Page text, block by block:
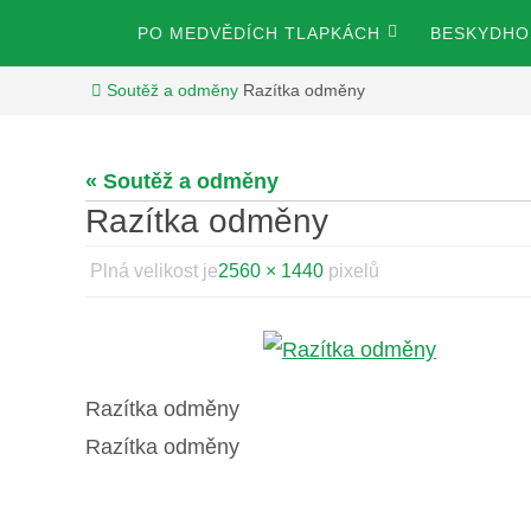
obsah
PO MEDVĚDÍCH TLAPKÁCH
Home
Soutěž a odměny Razítka odměny
« Soutěž a odměny
Razítka odměny
Plná velikost je2560 × 1440 pixelů
Razítka odměny
Razítka odměny